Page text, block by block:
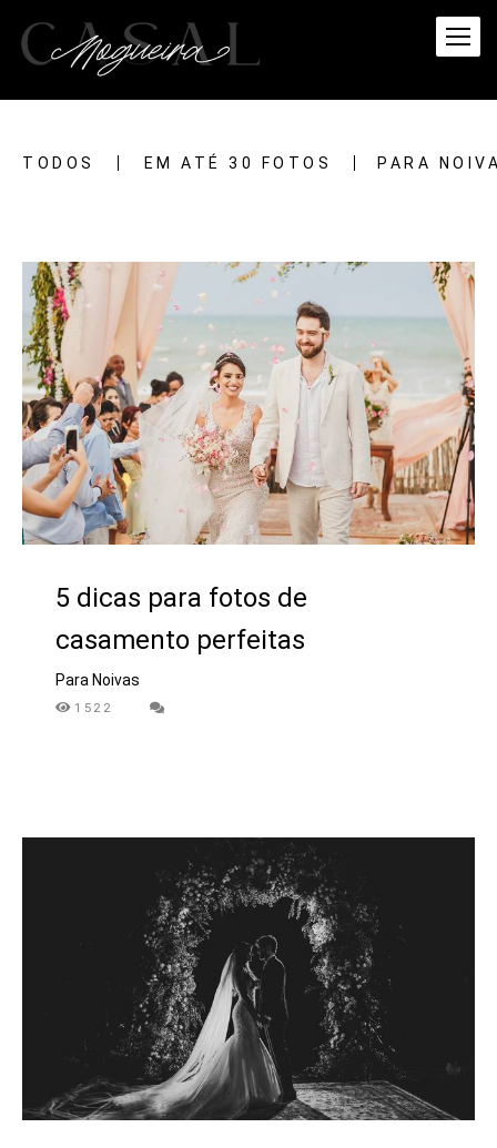
TODOS EM ATÉ 30 FOTOS PARA
5 dicas para fotos de
casamento perfeitas
Para Noivas
1522